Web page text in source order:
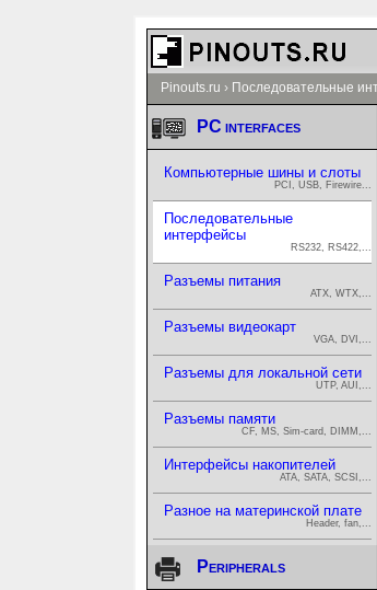
Pinouts.ru › Последовательные
PC interfaces
Компьютерные шины и слоты
PCI, USB, Firewire...
Последовательные
интерфейсы
RS232, RS422,...
Разъемы питания
ATX, WTX,...
Разъемы видеокарт
VGA, DVI,...
Разъемы для локальной сети
UTP, AUI,...
Разъемы памяти
CF, MS, Sim-card, DIMM,...
Интерфейсы накопителей
ATA, SATA, SCSI,...
Разное на материнской плате
Header, fan,...
Peripherals